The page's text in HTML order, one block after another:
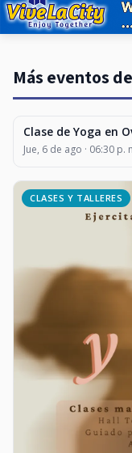
Más eventos
CLASES Y TALLERES
Clase de Yoga en
Jue, 6 de ago · 06:30 p.
CLASES Y TALLERES